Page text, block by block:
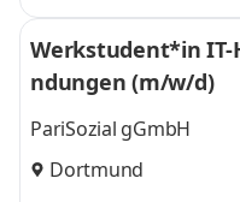
Werkstudent*in IT-
ndungen (m/w/d)
PariSozial gGmbH
Dortmund